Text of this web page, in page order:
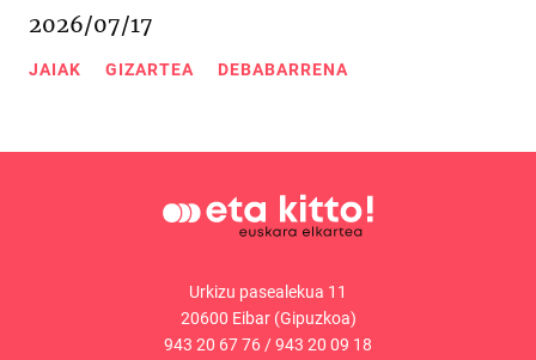
2026/07/17
JAIAK GIZARTEA DEBABARRENA
Urkizu pasealekua 11
20600 Eibar (Gipuzkoa)
943 20 67 76/943 20 09 18